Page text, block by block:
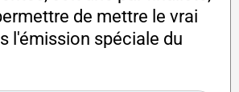
de mettre le vrai
l'émission spéciale du